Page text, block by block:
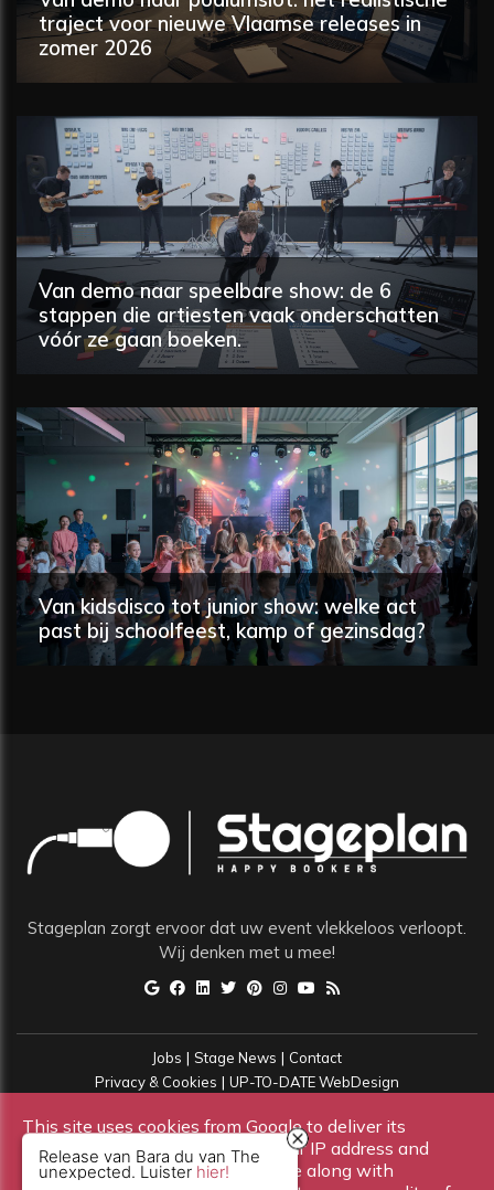
traject voor nieuwe Vlaamse releases in
zomer 2026
Van demo naar speelbare show: de 6
stappen die artiesten vaak onderschatten
vóór ze gaan boeken.
Van kidsdisco tot junior show: welke act
past bij schoolfeest, kamp of gezinsdag?
Stageplan zorgt ervoor dat uw event vlekkeloos verloopt.
Wij denken met u mee!
Jobs | Stage News | Contact
Privacy & Cookies | UP-TO-DATE WebDesign
This site uses cookies from Google to deliver its
services and to analyze traffic. Your IP address and
user-agent are shared with Google along with
Release van Bara du van The
unexpected. Luister hier!